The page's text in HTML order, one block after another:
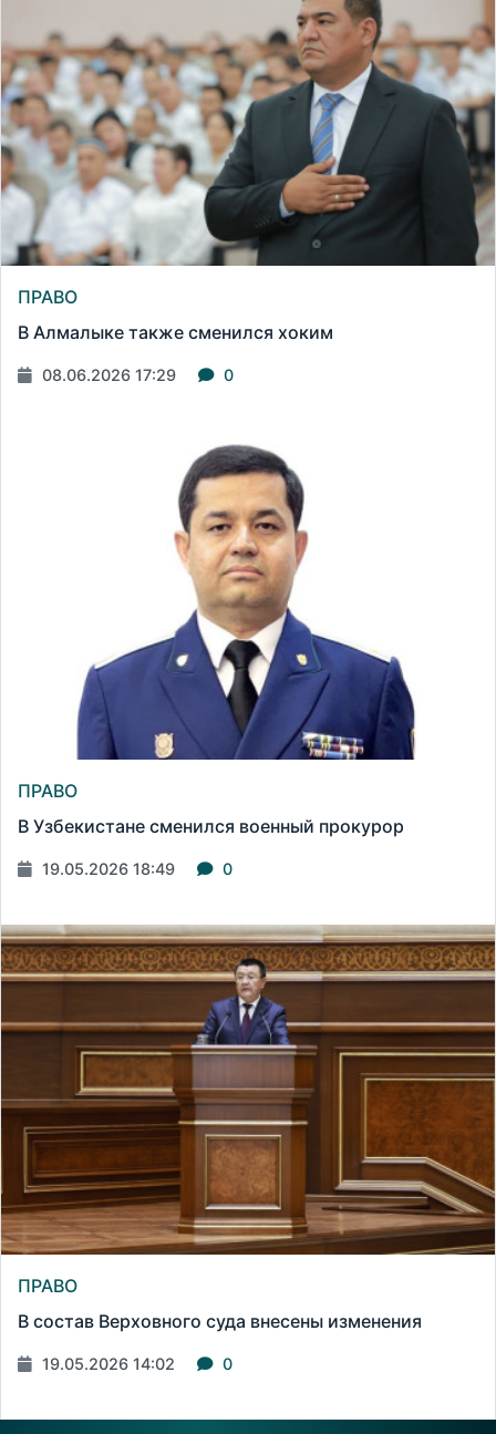
ПРАВО
В Алмалыке также сменился хоким
08.06.2026 17:29 0
ПРАВО
В Узбекистане сменился военный прокурор
19.05.2026 18:49 0
ПРАВО
В состав Верховного суда внесены изменения
19.05.2026 14:02 0